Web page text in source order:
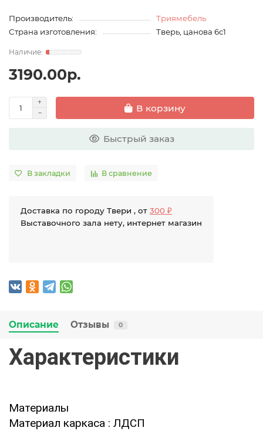
Производитель:
Триямебель
Страна изготовления:
Тверь, цанова 6с1
3190.00р.
В корзину
Быстрый заказ
В закладки В сравнение
Доставка по городу Твери , от 300 ₽
Выставочного зала нету, интернет магазин
Описание Отзывы 0
Характеристики
Материалы
Материал каркаса : ЛДСП